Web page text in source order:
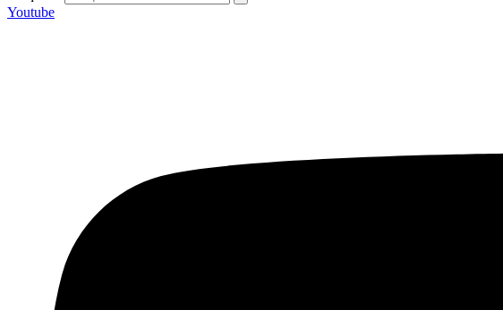
Youtube